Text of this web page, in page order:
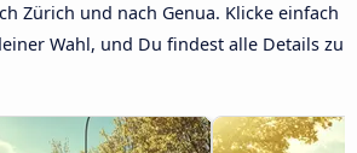
Zürich und nach Genua. Klicke einfach
Wahl, und Du findest alle Details zu